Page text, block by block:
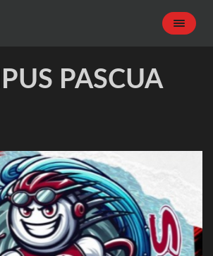
PASCUA